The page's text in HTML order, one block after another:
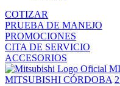
COTIZAR
PRUEBA DE MANEJO
PROMOCIONES
CITA DE SERVICIO
ACCESORIOS
MITSUBISHI CÓRDOBA